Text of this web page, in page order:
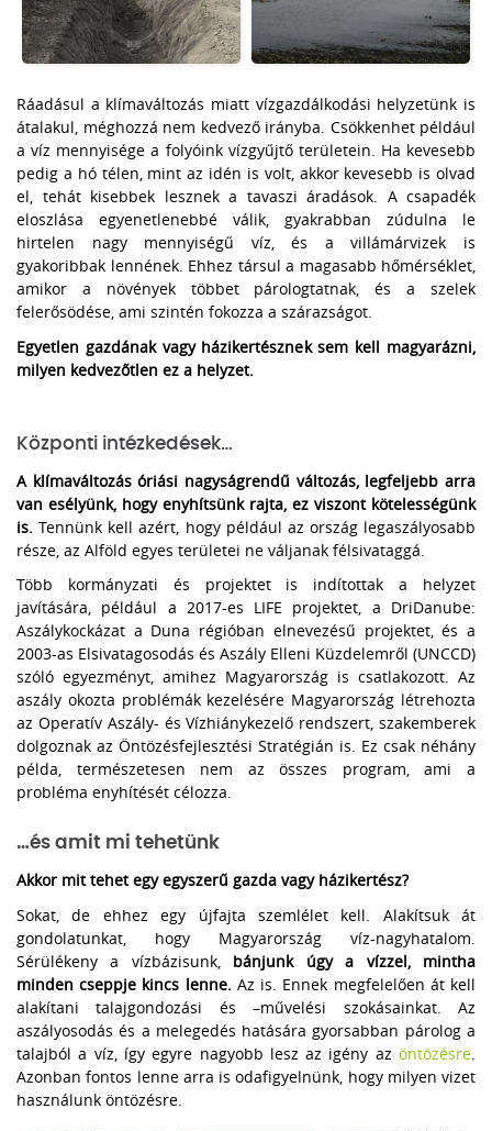
Ráadásul a klímaváltozás miatt vízgazdálkodási helyzetünk is
átalakul, méghozzá nem kedvező irányba. Csökkenhet például
a víz mennyisége a folyóink vízgyűjtő területein. Ha kevesebb
pedig a hó télen, mint az idén is volt, akkor kevesebb is olvad
el, tehát kisebbek lesznek a tavaszi áradások. A csapadék
eloszlása egyenetlenebbé válik, gyakrabban zúdulna le
hirtelen nagy mennyiségű víz, és a villámárvizek is
gyakoribbak lennének. Ehhez társul a magasabb hőmérséklet,
amikor a növények többet párologtatnak, és a szelek
felerősödése, ami szintén fokozza a szárazságot.
Egyetlen gazdának vagy házikertésznek sem kell magyarázni,
milyen kedvezőtlen ez a helyzet.
Központi intézkedések…
A klímaváltozás óriási nagyságrendű változás, legfeljebb arra
van esélyünk, hogy enyhítsünk rajta, ez viszont kötelességünk
is. Tennünk kell azért, hogy például az ország legaszályosabb
része, az Alföld egyes területei ne váljanak félsivataggá.
Több kormányzati és projektet is indítottak a helyzet
javítására, például a 2017-es LIFE projektet, a DriDanube:
Aszálykockázat a Duna régióban elnevezésű projektet, és a
2003-as Elsivatagosodás és Aszály Elleni Küzdelemről (UNCCD)
szóló egyezményt, amihez Magyarország is csatlakozott. Az
aszály okozta problémák kezelésére Magyarország létrehozta
az Operatív Aszály- és Vízhiánykezelő rendszert, szakemberek
dolgoznak az Öntözésfejlesztési Stratégián is. Ez csak néhány
példa, természetesen nem az összes program, ami a
probléma enyhítését célozza.
…és amit mi tehetünk
Akkor mit tehet egy egyszerű gazda vagy házikertész?
Sokat, de ehhez egy újfajta szemlélet kell. Alakítsuk át
gondolatunkat, hogy Magyarország víz-nagyhatalom.
Sérülékeny a vízbázisunk,bánjunk úgy a vízzel, mintha
minden cseppje kincs lenne.Az is. Ennek megfelelően át kell
alakítani talajgondozási és –művelési szokásainkat. Az
aszályosodás és a melegedés hatására gyorsabban párolog a
talajból a víz, így egyre nagyobb lesz az igény az öntözésre.
Azonban fontos lenne arra is odafigyelnünk, hogy milyen vizet
használunk öntözésre.